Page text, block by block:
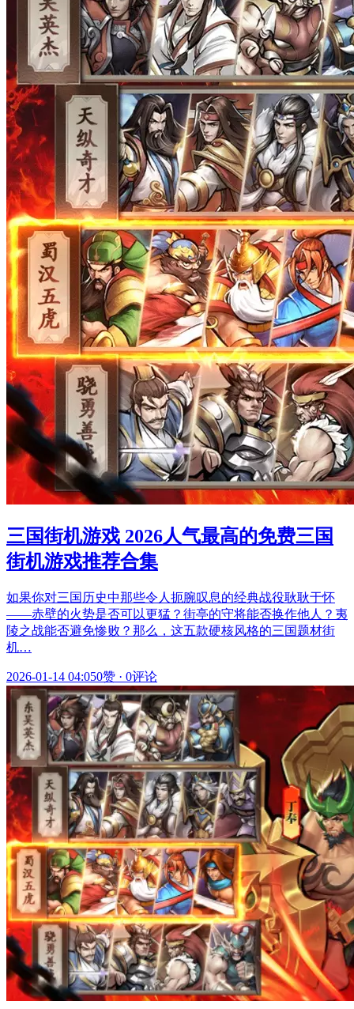
三国街机游戏 2026人气最高的免费三国
街机游戏推荐合集
如果你对三国历史中那些令人扼腕叹息的经典战役耿耿于怀
——赤壁的火势是否可以更猛？街亭的守将能否换作他人？夷
陵之战能否避免惨败？那么，这五款硬核风格的三国题材街
机…
2026-01-14 04:050赞 · 0评论